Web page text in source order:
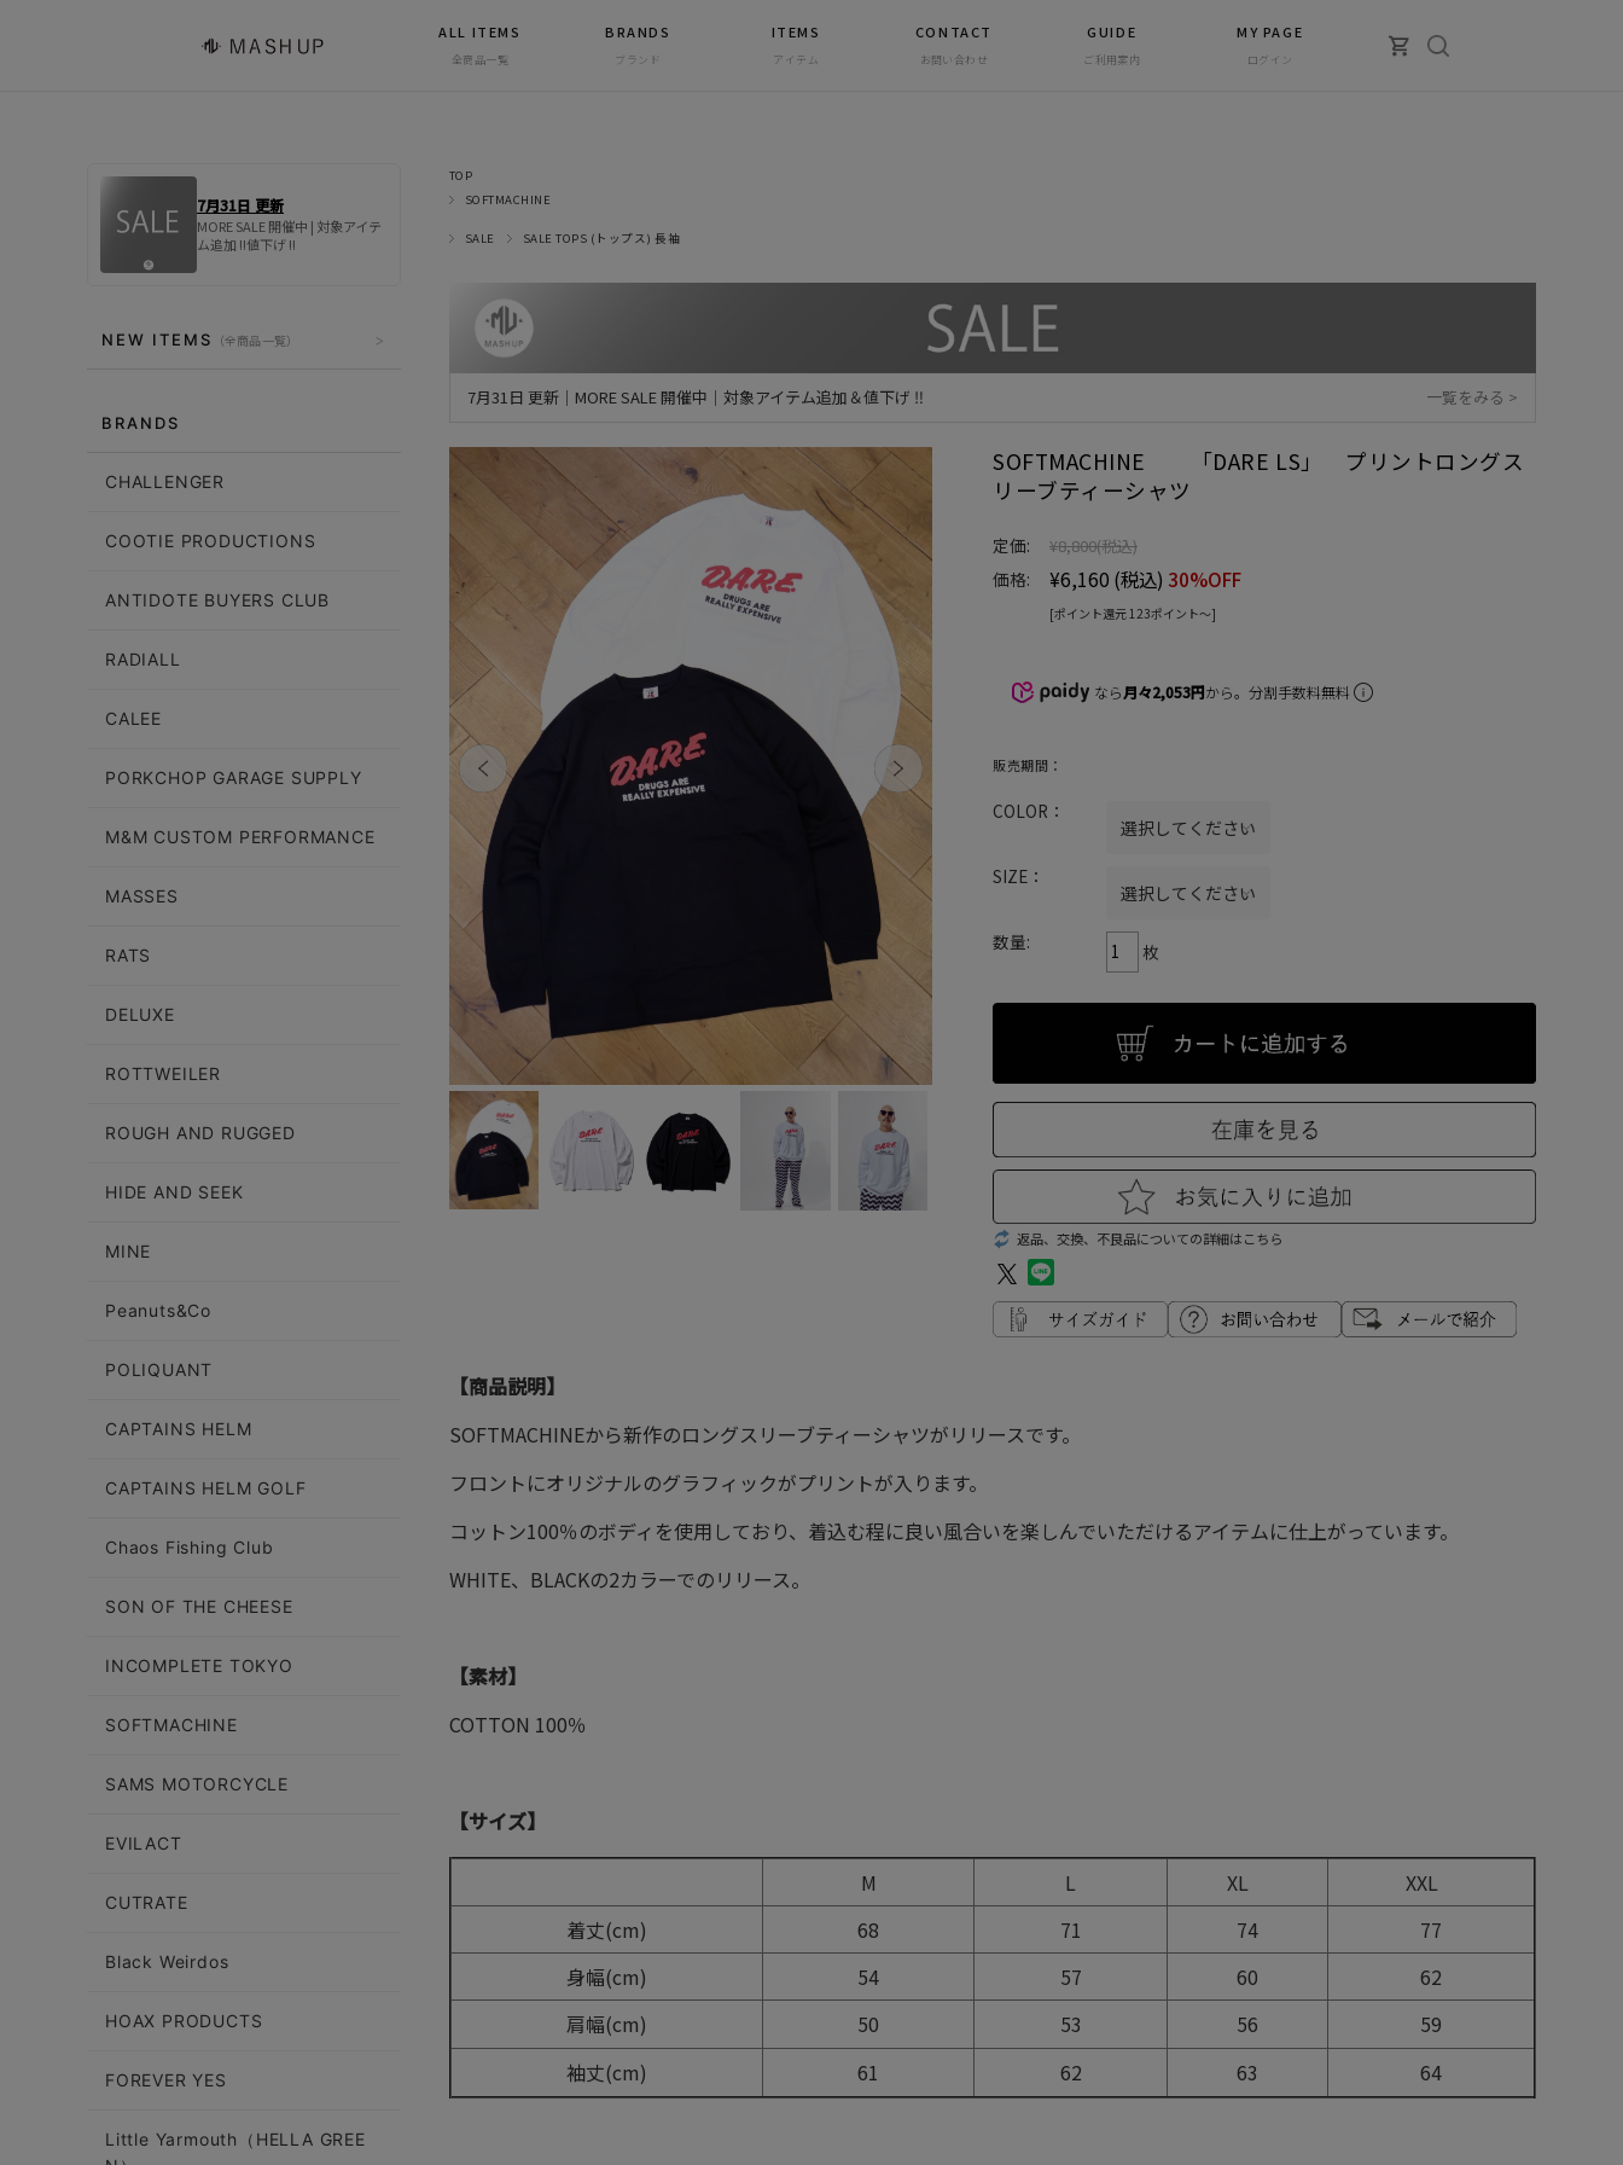
ALL ITEMS
全商品一覧
BRANDS
ブランド
ITEMS
アイテム
CONTACT
お問い合わせ
GUIDE
ご利用案内
MY PAGE
ログイン
TOP
SOFTMACHINE
SALE SALE TOPS (トップス) 長袖
7月31日 更新｜MORE SALE 開催中｜対象アイテム追加＆値下げ ‼ 一覧をみる >
SOFTMACHINE 「DARE LS」 プリントロングス
リーブティーシャツ
定価: ¥8,800(税込)
価格: ¥6,160 (税込) 30%OFF
[ポイント還元 123ポイント〜]
なら月々2,053円から。分割手数料無料
販売期間：
COLOR：
SIZE：
数量: 枚
返品、交換、不良品についての詳細はこちら
【商品説明】
SOFTMACHINEから新作のロングスリーブティーシャツがリリースです。
フロントにオリジナルのグラフィックがプリントが入ります。
コットン100％のボディを使用しており、着込む程に良い風合いを楽しんでいただけるアイテムに仕上がっています。
WHITE、BLACKの2カラーでのリリース。
【素材】
COTTON 100％
【サイズ】
M L XL
XXL
着丈(cm)
68 71 74
77
身幅(cm)
54 57 60
62
肩幅(cm)
50 53 56
59
袖丈(cm)
61 62 63 64
7月31日 更新
MORE SALE 開催中 | 対象アイテ
ム追加 !!値下げ !!
NEW ITEMS （全商品一覧）
BRANDS
CHALLENGER
COOTIE PRODUCTIONS
ANTIDOTE BUYERS CLUB
RADIALL
CALEE
PORKCHOP GARAGE SUPPLY
M&M CUSTOM PERFORMANCE
MASSES
RATS
DELUXE
ROTTWEILER
ROUGH AND RUGGED
HIDE AND SEEK
MINE
Peanuts&Co
POLIQUANT
CAPTAINS HELM
CAPTAINS HELM GOLF
Chaos Fishing Club
SON OF THE CHEESE
INCOMPLETE TOKYO
SOFTMACHINE
SAMS MOTORCYCLE
EVILACT
CUTRATE
Black Weirdos
HOAX PRODUCTS
FOREVER YES
Little Yarmouth（HELLA GREE